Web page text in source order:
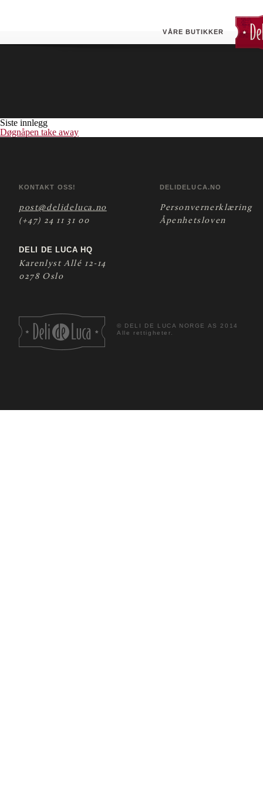
VÅRE BUTIKKER
Siste innlegg
Døgnåpen take away
KONTAKT OSS!
post@delideluca.no
(+47) 24 11 31 00
DELI DE LUCA HQ
Karenlyst Allé 12-14
0278 Oslo
DELIDELUCA.NO
Personvernerklæring
Åpenhetsloven
© DELI DE LUCA NORGE AS 2014
Alle rettigheter.